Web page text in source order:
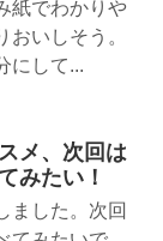
紙でわかりや
いしそう。
にして...
メ、次回は
みたい！
ました。次回